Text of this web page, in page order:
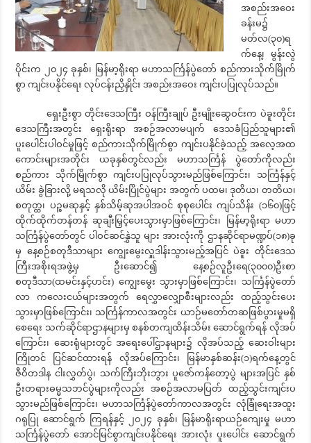
အစည်းအဝေး
ခန်းမ၌
မတ်လ(၃၀)ရ
က်နေ့၊ မွန်းလွဲ
ပိုင်းက ၂၀၂၄ ခုနှစ်၊ မြန်မာ့ရိုးရာ မဟာသင်္ကြန်ပွဲတော် စည်ကားသိုက်မြိုက်
စွာ ကျင်းပနိုင်ရေး လုပ်ငန်းညှိနှိုင်း အစည်းအဝေး ကျင်းပပြုလုပ်သည်။
ရှေးဦးစွာ တိုင်းဒေသကြီး ဝန်ကြီးချုပ် ဦးမျိုးဆွေဝင်းက ပဲခူးတိုင်း
ဒေသကြီးအတွင်း ရှေးရိုးရာ အစဉ်အလာမပျက် ဒေသခံပြည်သူများ၏
ပူးပေါင်းပါဝင်မှုဖြင့် စည်ကားသိုက်မြိုက်စွာ ကျင်းပနိုင်ခဲ့သည့် အလေ့အထ
ကောင်းများအတိုင်း ယခုနှစ်တွင်လည်း မဟာသင်္ကြန် ပွဲတော်ကိုလည်း
စည်ကား သိုက်မြိုက်စွာ ကျင်းပပြုလုပ်သွားမည်ဖြစ်ကြောင်း၊ သင်္ကြန်နှင့်
ယိမ်း ခွဲခြားလို့ မရသလို ယိမ်းပြိုင်ပွဲများ အတွက် ပထမ၊ ဒုတိယ၊ တတိယ၊
စတုတ္ထ၊ ပဉ္စမဆုနှင့် နှစ်သိမ့်ဆုအပါအဝင် စုစုပေါင်း ကျပ်သိန်း (၁၆၀)ဖြင့်
ထိုက်ထိုက်တန်တန် ဆုချီးမြှင့်ပေးသွားမှာဖြစ်ကြောင်း၊ မြန်မာ့ရိုးရာ မဟာ
သင်္ကြန်ပွဲတော်တွင် ပါဝင်ဆင်နွှဲသူ များ အားလုံးကို ဌာနဆိုင်ရာမဏ္ဍပ်(၁၈)ခု
မှ နေ့စဉ်စတုဒီသာများ ကျွေးမွေးလှူဒါန်းသွားမည့်အပြင် ပဲခူး တိုင်းဒေသ
ကြီးအစိုးရအဖွဲ့မှ ဦးဆောင်၍ နေ့စဉ်လူဦးရေ(၃၀၀၀)ဦးစာ
စတုဒီသာ(ထမင်းနှင့်ဟင်း) ကျွေးမွေး သွားမှာဖြစ်ကြောင်း၊ သင်္ကြန်ပွဲတော်
လာ ကလေးငယ်များအတွက် ရေလွှာလျှောစီးများလည်း ထည့်သွင်းပေး
သွားမှာဖြစ်ကြောင်း၊ သင်္ကြန်ကာလအတွင်း ယာဉ်မတော်တဆဖြစ်ပွားမှုမရှိ
စေရေး သက်ဆိုင်ရာဌာနများမှ စနစ်တကျထိန်းသိမ်း ဆောင်ရွက်ရန် လိုအပ်
ကြောင်း၊ ဆေးရုံများတွင် အရေးပေါ်ဌာနများ၌ လိုအပ်သည့် ဆေးဝါးများ
ကြိုတင် ပြင်ဆင်ထားရန် လိုအပ်ကြောင်း၊ မြန်မာနှစ်ဆန်း(၁)ရက်နေ့တွင်
ဇီဝိတဒါန ငါးလွှတ်ပွဲ၊ သက်ကြီးဘိုးဘွား ပူဇော်ကန်တော့ပွဲ များအပြင် နှစ်
ဦးတရားဓမ္မသဘင်ပွဲများကိုလည်း အစဉ်အလာမပြတ် ထည့်သွင်းကျင်းပ
သွားမည်ဖြစ်ကြောင်း၊ မဟာသင်္ကြန်ပွဲတော်ကာလအတွင်း လုံခြုံရေးအထူး
ဂရုပြု ဆောင်ရွက် ကြရန်နှင့် ၂၀၂၄ ခုနှစ်၊ မြန်မာရိုးရာယဉ်ကျေးမှု မဟာ
သင်္ကြန်ပွဲတော် အောင်မြင်စွာကျင်းပနိုင်ရေး အားလုံး ပူးပေါင်း ဆောင်ရွက်